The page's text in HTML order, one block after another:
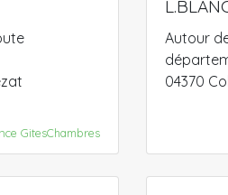
GitesChambres
Autour
04370